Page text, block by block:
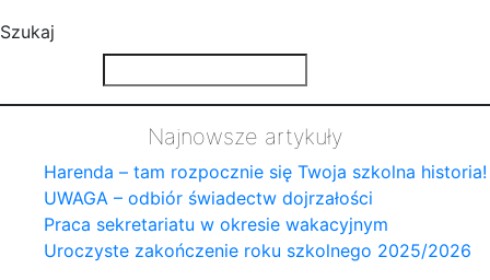
Szukaj
Najnowsze artykuły
Harenda – tam rozpocznie się Twoja szkolna historia!
UWAGA – odbiór świadectw dojrzałości
Praca sekretariatu w okresie wakacyjnym
Uroczyste zakończenie roku szkolnego 2025/2026